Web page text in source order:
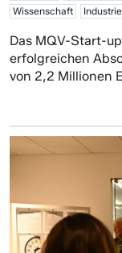
Wissenschaft
Industrie
Das MQV-Start-
erfolgreichen
von 2,2 Millionen